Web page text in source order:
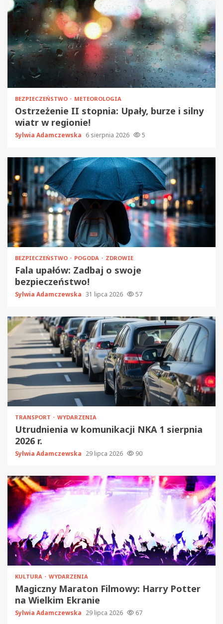
BEZPIECZEŃSTWO METEOROLOGIA
Ostrzeżenie II stopnia: Upały, burze i silny
wiatr w regionie!
Sylwia Adamczewska 6 sierpnia 2026 5
BEZPIECZEŃSTWO POGODA ZDROWIE
Fala upałów: Zadbaj o swoje
bezpieczeństwo!
Sylwia Adamczewska 31 lipca 2026 57
TRANSPORT WYDARZENIA
Utrudnienia w komunikacji NKA 1 sierpnia
2026 r.
Sylwia Adamczewska 29 lipca 2026 90
KULTURA WYDARZENIA
Magiczny Maraton Filmowy: Harry Potter
na Wielkim Ekranie
Sylwia Adamczewska 29 lipca 2026 67